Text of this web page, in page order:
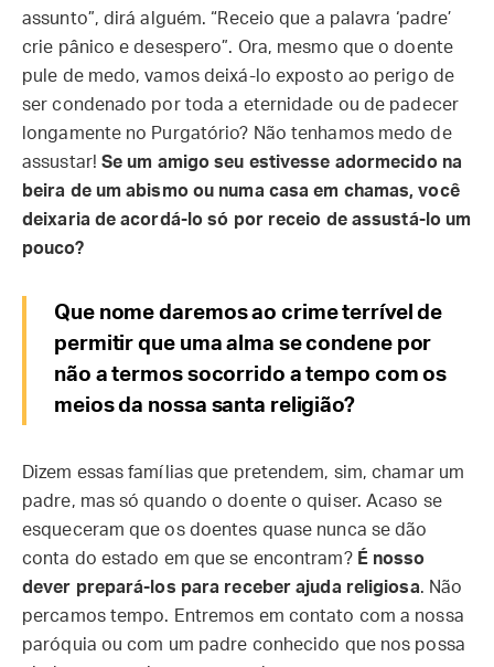
assunto”, dirá alguém. “Receio que a palavra ‘padre’
crie pânico e desespero”. Ora, mesmo que o doente
pule de medo, vamos deixá-lo exposto ao perigo de
ser condenado por toda a eternidade ou de padecer
longamente no Purgatório? Não tenhamos medo de
assustar! Se um amigo seu estivesse adormecido na
beira de um abismo ou numa casa em chamas, você
deixaria de acordá-lo só por receio de assustá-lo um
pouco?
Que nome daremos ao crime terrível de
permitir que uma alma se condene por
não a termos socorrido a tempo com os
meios da nossa santa religião?
Dizem essas famílias que pretendem, sim, chamar um
padre, mas só quando o doente o quiser. Acaso se
esqueceram que os doentes quase nunca se dão
conta do estado em que se encontram? É nosso
dever prepará-los para receber ajuda religiosa. Não
percamos tempo. Entremos em contato com a nossa
paróquia ou com um padre conhecido que nos possa